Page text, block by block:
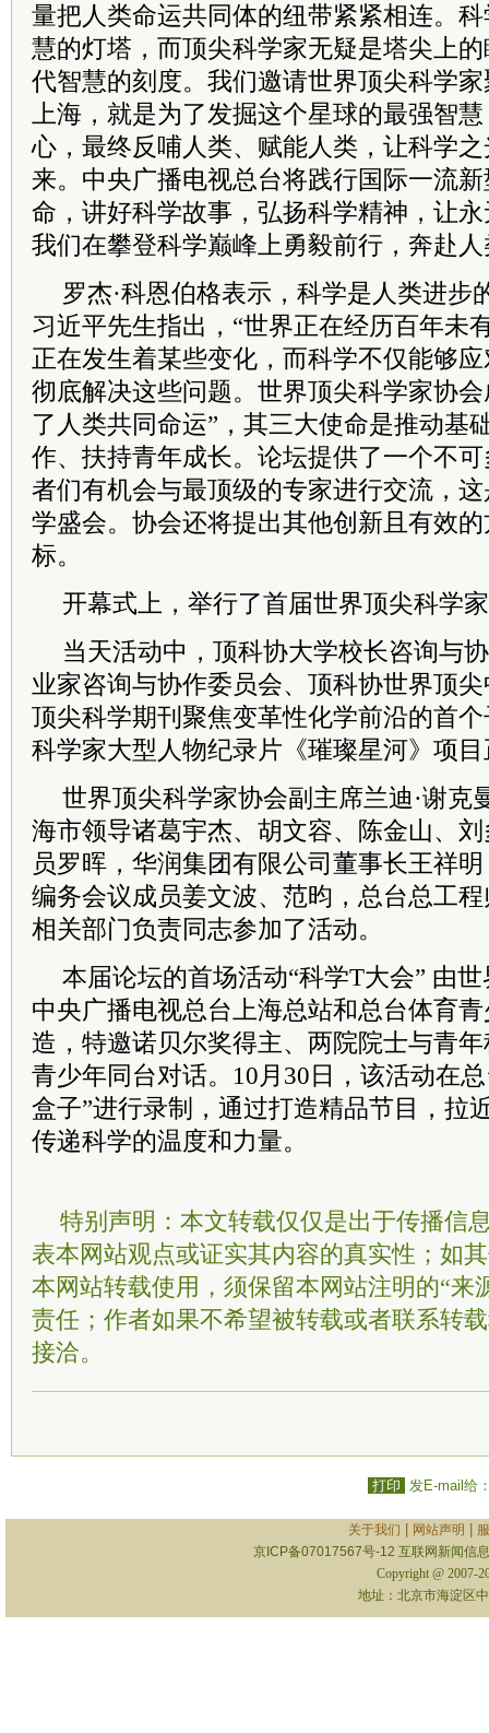
量把人类命运共同体的纽带紧紧相连。
慧的灯塔，而顶尖科学家无疑是塔尖上
代智慧的刻度。我们邀请世界顶尖科学
上海，就是为了发掘这个星球的最强智
心，最终反哺人类、赋能人类，让科学
来。中央广播电视总台将践行国际一流
命，讲好科学故事，弘扬科学精神，让
我们在攀登科学巅峰上勇毅前行，奔赴
罗杰·科恩伯格表示，科学是人类进步
习近平先生指出，“世界正在经历百年未
正在发生着某些变化，而科学不仅能够
彻底解决这些问题。世界顶尖科学家协
了人类共同命运”，其三大使命是推动基
作、扶持青年成长。论坛提供了一个不
者们有机会与最顶级的专家进行交流，
学盛会。协会还将提出其他创新且有效
标。
开幕式上，举行了首届世界顶尖科学
当天活动中，顶科协大学校长咨询与
业家咨询与协作委员会、顶科协世界顶
顶尖科学期刊聚焦变革性化学前沿的首
科学家大型人物纪录片《璀璨星河》项
世界顶尖科学家协会副 主席兰迪·谢克
海市领导诸葛宇杰、胡文容、陈金山、
员罗晖，华润集团有限公司董事长王祥
编务会议成员姜文波、范昀，总台总工
相关部门负责同志参加了活动。
本届论坛的首场活动“科学T大会” 由
中央广播电视总台上海总站和总台体育
造，特邀诺贝尔奖得主、两院院士与青
青少年同台对话。10月30日，该活动在
盒子”进行录制，通过打造精品节目，拉
传递科学的温度和力量。
特别声明：本文转载仅仅是出于传播信
表本网站观点或证实其内容的真实性；如
本网站转载使用，须保留本网站注明的“来
责任；作者如果不希望被转载或者联系转
接洽。
打印 发E-mail给
关于我们 网站声明
京ICP备07017567号-12 互联网新闻信
Copyright @ 2007-
地址：北京市海淀区